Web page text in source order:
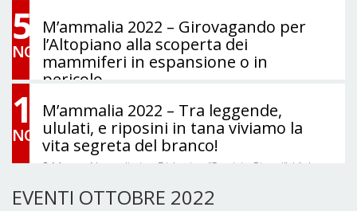
5
NOV
M’ammalia 2022 – Girovagando per
l’Altopiano alla scoperta dei
mammiferi in espansione o in
pericolo
Museo Naturalistico Didattico "Patrizio Rigoni", Viale
della Vittoria, Asiago, VI, Italia
05/11/2022 -
06/11/2022
1
NOV
M’ammalia 2022 – Tra leggende,
ululati, e riposini in tana viviamo la
vita segreta del branco!
Museo Naturalistico Didattico "Patrizio Rigoni", Viale
della Vittoria, Asiago, VI, Italia
EVENTI OTTOBRE 2022